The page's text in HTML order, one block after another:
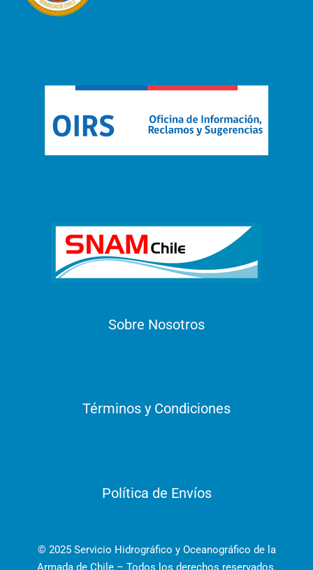
Sobre Nosotros
Términos y Condiciones
Política de Envíos
© 2025 Servicio Hidrográfico y Oceanográfico de la
Armada de Chile – Todos los derechos reservados.